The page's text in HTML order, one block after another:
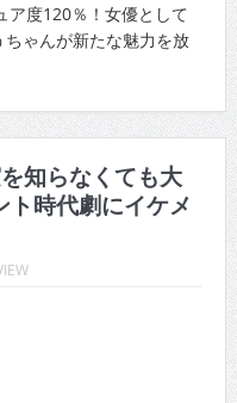
度120％！女優として
ゃんが新たな魅力を放
知らなくても大
時代劇にイケメ